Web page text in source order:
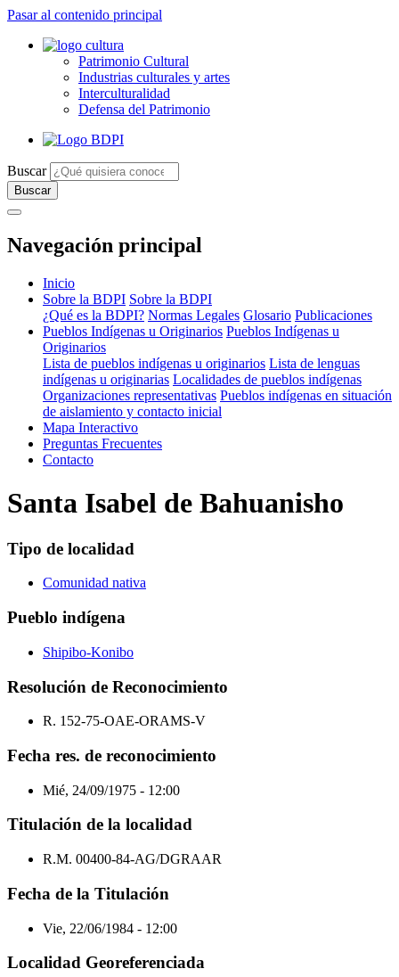
Pasar al contenido principal
Patrimonio Cultural
Industrias culturales y artes
Interculturalidad
Defensa del Patrimonio
Buscar
Navegación principal
Inicio
Sobre la BDPI Sobre la BDPI
¿Qué es la BDPI? Normas Legales Glosario Publicaciones
Pueblos Indígenas u Originarios Pueblos Indígenas u
Originarios
Lista de pueblos indígenas u originarios Lista de lenguas
indígenas u originarias Localidades de pueblos indígenas
Organizaciones representativas Pueblos indígenas en situación
de aislamiento y contacto inicial
Mapa Interactivo
Preguntas Frecuentes
Contacto
Santa Isabel de Bahuanisho
Tipo de localidad
Comunidad nativa
Pueblo indígena
Shipibo-Konibo
Resolución de Reconocimiento
R. 152-75-OAE-ORAMS-V
Fecha res. de reconocimiento
Mié, 24/09/1975 - 12:00
Titulación de la localidad
R.M. 00400-84-AG/DGRAAR
Fecha de la Titulación
Vie, 22/06/1984 - 12:00
Localidad Georeferenciada